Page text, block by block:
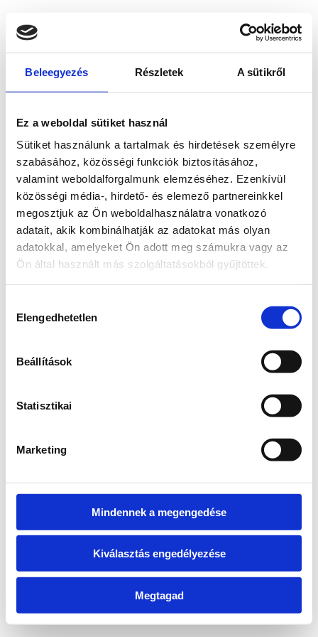
Beleegyezés Részletek A sütikről
Ez a weboldal sütiket használ
Sütiket használunk a tartalmak és hirdetések személyre
szabásához, közösségi funkciók biztosításához,
valamint weboldalforgalmunk elemzéséhez. Ezenkívül
közösségi média-, hirdető- és elemező partnereinkkel
megosztjuk az Ön weboldalhasználatra vonatkozó
adatait, akik kombinálhatják az adatokat más olyan
adatokkal, amelyeket Ön adott meg számukra vagy az
Ön által használt más szolgáltatásokból gyűjtöttek.
kiválasztása
Elengedhetetlen
Beállítások
Statisztikai
Marketing
Mindennek a megengedése
Kiválasztás engedélyezése
Megtagad
loadingwww.bicapp.hu
(see the browser console for more